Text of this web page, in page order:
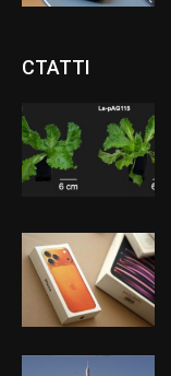
СТАТТІ